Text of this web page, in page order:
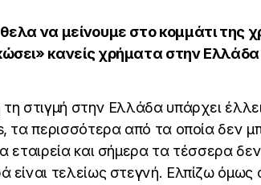
να μείνουμε στο κομμάτι της
κανείς χρήματα στην
στιγμή στην Ελλάδα υπάρχει
τα περισσότερα από τα οποία δεν
εταιρεία και σήμερα τα τέσσερα
είναι τελείως στεγνή. Ελπίζω